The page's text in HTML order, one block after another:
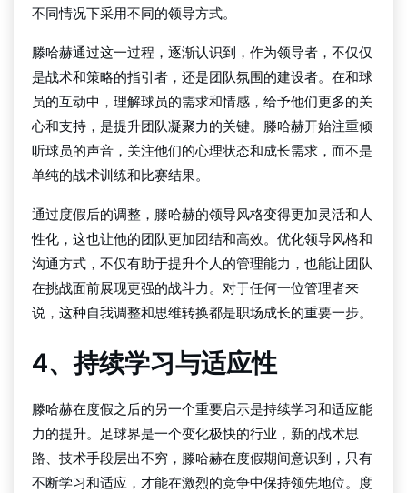
不同情况下采用不同的领导方式。
滕哈赫通过这一过程，逐渐认识到，作为领导者，不仅仅
是战术和策略的指引者，还是团队氛围的建设者。在和球
员的互动中，理解球员的需求和情感，给予他们更多的关
心和支持，是提升团队凝聚力的关键。滕哈赫开始注重倾
听球员的声音，关注他们的心理状态和成长需求，而不是
单纯的战术训练和比赛结果。
通过度假后的调整，滕哈赫的领导风格变得更加灵活和人
性化，这也让他的团队更加团结和高效。优化领导风格和
沟通方式，不仅有助于提升个人的管理能力，也能让团队
在挑战面前展现更强的战斗力。对于任何一位管理者来
说，这种自我调整和思维转换都是职场成长的重要一步。
4、持续学习与适应性
滕哈赫在度假之后的另一个重要启示是持续学习和适应能
力的提升。足球界是一个变化极快的行业，新的战术思
路、技术手段层出不穷，滕哈赫在度假期间意识到，只有
不断学习和适应，才能在激烈的竞争中保持领先地位。度